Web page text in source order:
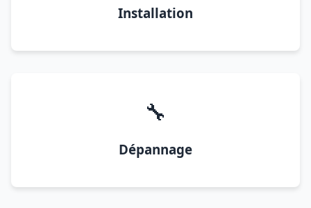
Installation
🔧
Dépannage